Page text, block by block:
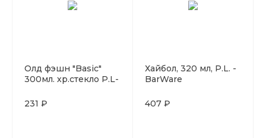
Олд фэшн "Bаsic"
300мл. хр.стекло P.L-
231 ₽
Хайбол, 320 мл, P.L. -
BarWare
407 ₽